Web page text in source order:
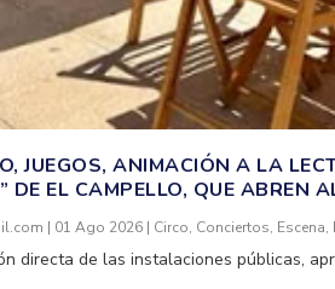
JUEGOS, ANIMACIÓN A LA
DE EL CAMPELLO, QUE ABREN
| 01 Ago 2026 | Circo, Conciertos, Escena,
directa de las instalaciones públicas,